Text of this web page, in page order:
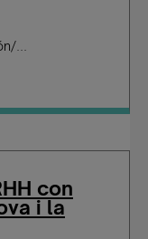
...
con
i la